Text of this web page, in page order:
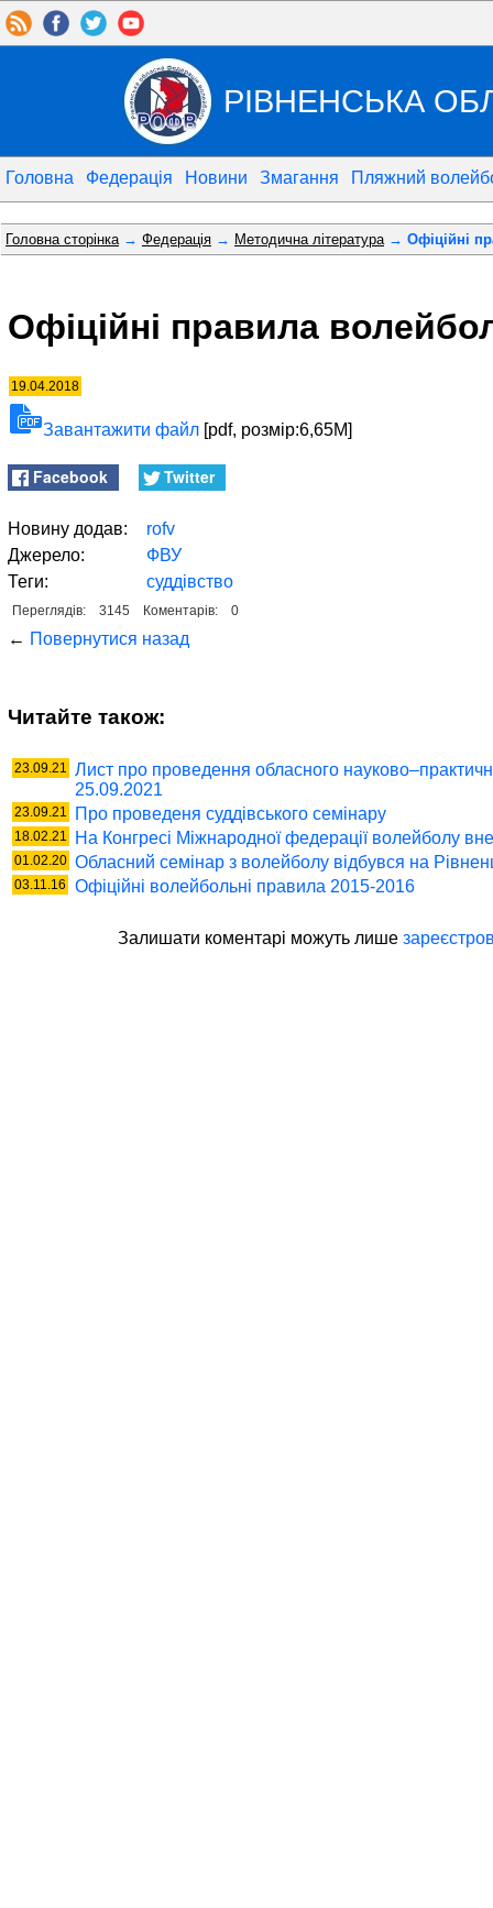
РІВНЕНСЬКА
Головна Федерація Новини Змагання Пляжний
Головна сторінка→ Федерація → Методична література→ Офіційні
Офіційні правила
19.04.2018
Завантажити файл [pdf, розмір:6,65M]
Facebook Twitter
Новину додав:
rofv
Джерело:
ФВУ
Теги:
суддівство
Переглядів: 3145 Коментарів: 0
← Повернутися назад
Читайте також:
23.09.21
Лист про проведення обласного
25.09.2021
23.09.21 Про проведеня суддівського семінару
18.02.21 На Конгресі Міжнародної федерації волейболу
01.02.20 Обласний семінар з волейболу відбувся на
03.11.16 Офіційні волейбольні правила 2015-2016
Залишати коментaрі можуть лише